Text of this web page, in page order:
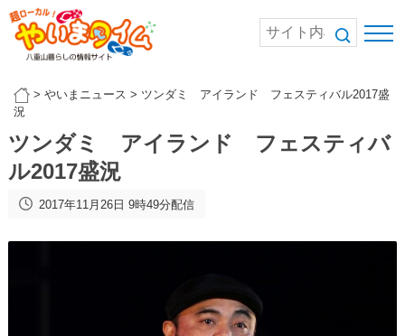
> やいまニュース > ツンダミ アイランド フェスティバル2017盛
況
ツンダミ アイランド フェスティバ
ル2017盛況
2017年11月26日 9時49分配信